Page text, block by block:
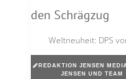
Weltneuheit: DPS
REDAKTION JENSEN
JENSEN UND TEAM